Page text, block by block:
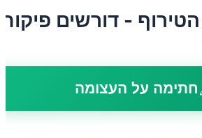
- דורשים פיקוח
חתימה על העצומה